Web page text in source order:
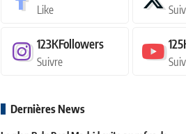
Like
123KFollowers
Suivre
Dernières News